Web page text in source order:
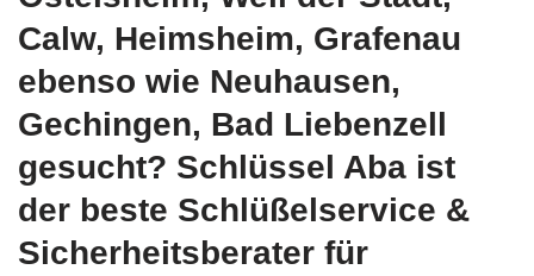
Calw, Heimsheim, Grafenau
ebenso wie Neuhausen,
Gechingen, Bad Liebenzell
gesucht? Schlüssel Aba ist
der beste Schlüßelservice &
Sicherheitsberater für